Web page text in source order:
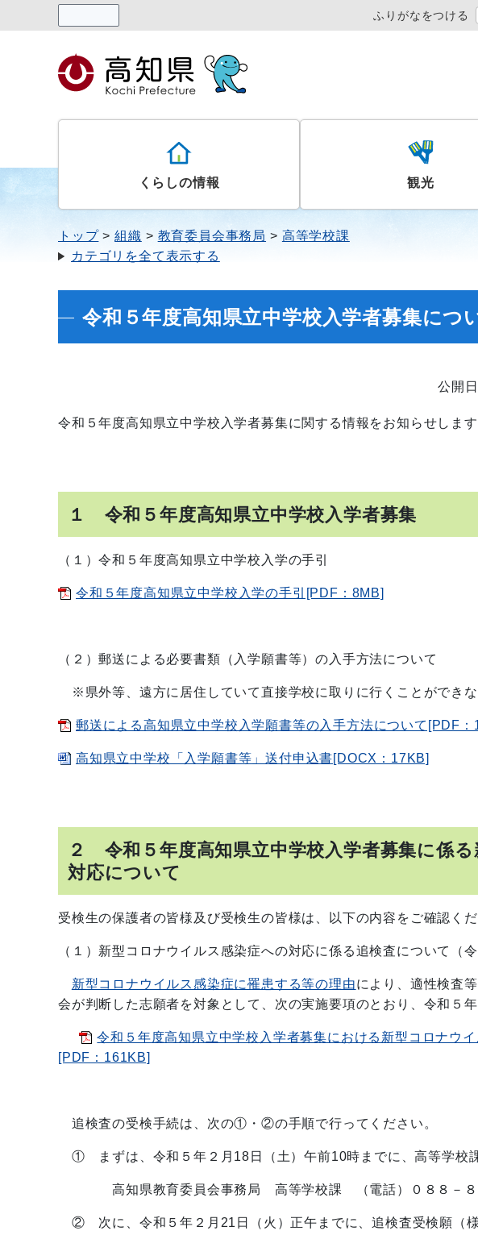
ふりがなをつける
くらしの情報 観光
トップ 組織 教育委員会事務局
高等学校課
カテゴリを全て表示する
令和５年度高知県立中学校入学者募集につ
公開
令和５年度高知県立中学校入学者募集に関する情報をお知らせします
１ 令和５年度高知県立中学校入学者募集
（１）令和５年度高知県立中学校入学の手引
令和５年度高知県立中学校入学の手引[PDF：8MB]
（２）郵送による必要書類（入学願書等）の入手方法について
※県外等、遠方に居住していて直接学校に取りに行くことができ
郵送による高知県立中学校入学願書等の入手方法について[PDF：
高知県立中学校「入学願書等」送付申込書[DOCX：17KB]
２ 令和５年度高知県立中学校入学者募集に係
対応について
受検生の保護者の皆様及び受検生の皆様は、以下の内容をご確認くだ
（１）新型コロナウイルス感染症への対応に係る追検査について（
新型コロナウイルス感染症に罹患する等の理由により、適性検査
会が判断した志願者を対象として、次の実施要項のとおり、令和５
令和５年度高知県立中学校入学者募集における新型コロナウ
[PDF：161KB]
追検査の受検手続は、次の①・②の手順で行ってください。
① まずは、令和５年２月18日（土）午前10時までに、高等学校課
高知県教育委員会事務局 高等学校課 （電話）０８８－８
② 次に、令和５年２月21日（火）正午までに、追検査受検願（